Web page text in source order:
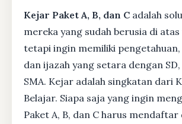
Kejar Paket A, B, dan C adalah
mereka yang sudah berusia di atas
tetapi ingin memiliki pengetahuan,
dan ijazah yang setara dengan SD,
SMA. Kejar adalah singkatan dari
Belajar. Siapa saja yang ingin
Paket A, B, dan C harus mendaftar